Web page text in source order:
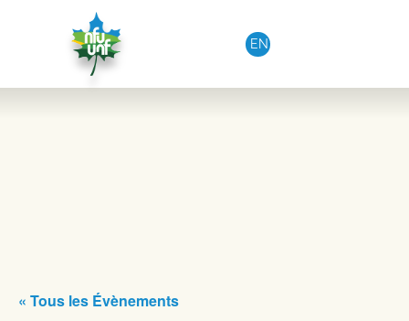
Aller au contenu
EN
« Tous les Évènements